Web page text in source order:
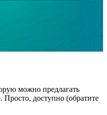
можно предлагать
доступно (обратите